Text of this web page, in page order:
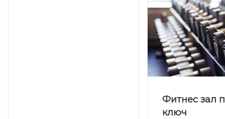
Фитнес зал
ключ